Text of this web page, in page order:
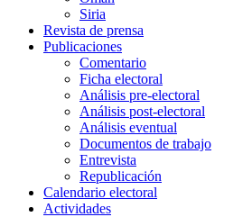
Siria
Revista de prensa
Publicaciones
Comentario
Ficha electoral
Análisis pre-electoral
Análisis post-electoral
Análisis eventual
Documentos de trabajo
Entrevista
Republicación
Calendario electoral
Actividades